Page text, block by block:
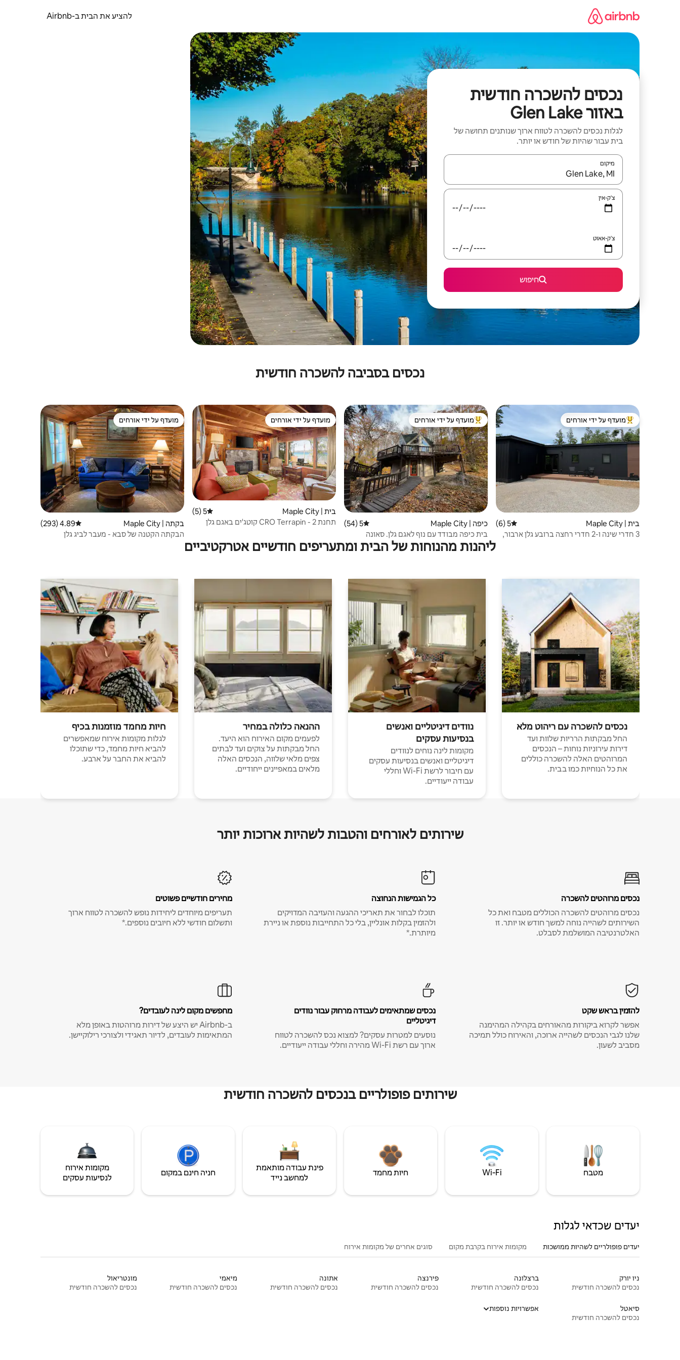
להציע את הבית ב-Airbnb
נכסים להשכרה חודשית
באזור Glen Lake
לגלות נכסים להשכרה לטווח ארוך שנותנים תחושה של
בית עבור שהיות של חודש או יותר.
מיקום
כאשר התוצאות יהיו זמינות, יש לנווט עם מקשי החיצים למעלה ולמטה או לעיין בעזרת תנועות מגע או החלקה.
צ'ק-אין
צ'ק-אאוט
חיפוש
נכסים בסביבה להשכרה חודשית
מוביל בקרב נכסים מועדפים על ידי אורחים
מועדף על ידי אורחים
בית | Maple City דירוג ממוצע של 5 מתוך 5, 6 ביקורות
5 (6)
3 חדרי שינה ו-2 חדרי רחצה ברובע גלן ארבור,
מוביל בקרב נכסים מועדפים על ידי אורחים
מועדף על ידי אורחים
כיפה | Maple City דירוג ממוצע של 5 מתוך 5, 54 ביקורות
5 (54)
בית כיפה מבודד עם נוף לאגם גלן. סאונה
מועדף על ידי אורחים
מועדף על ידי אורחים
בית | Maple City דירוג ממוצע של 5 מתוך 5, 5 ביקורות
5 (5)
תחנת CRO Terrapin - 2 קוטג'ים באגם גלן
מועדף על ידי אורחים
מועדף על ידי אורחים
בקתה | Maple City דירוג ממוצע של 4.89 מתוך 5, 293 ביקורות
4.89 (293)
הבקתה הקטנה של סבא - מעבר לביג גלן
ליהנות מהנוחות של הבית ומתעריפים חודשיים אטרקטיביים
נכסים להשכרה עם ריהוט מלא
החל מבקתות הרריות שלוות ועד
דירות עירוניות נוחות – הנכסים
המרוהטים האלה להשכרה כוללים
את כל הנוחיות כמו בבית.
נוודים דיגיטליים ואנשים
בנסיעות עסקים
מקומות לינה נוחים לנוודים
דיגיטליים ואנשים בנסיעות עסקים
עם חיבור לרשת Wi-Fi וחללי
עבודה ייעודיים.
ההנאה כלולה במחיר
לפעמים מקום האירוח הוא היעד.
החל מבקתות על צוקים ועד לבתים
צפים מלאי שלווה, הנכסים האלה
מלאים במאפיינים ייחודיים.
חיות מחמד מוזמנות בכיף
לגלות מקומות אירוח שמאפשרים
להביא חיות מחמד, כדי שתוכלו
להביא את החבר על ארבע.
שירותים לאורחים והטבות לשהיות ארוכות יותר
נכסים מרוהטים להשכרה
נכסים מרוהטים להשכרה הכוללים מטבח ואת כל
השירותים לשהייה נוחה למשך חודש או יותר. זו
האלטרנטיבה המושלמת לסבלט.
כל הגמישות הנחוצה
תוכלו לבחור את תאריכי ההגעה והעזיבה המדויקים
ולהזמין בקלות אונליין, בלי כל התחייבות נוספת או ניירת
מיותרת.*
מחירים חודשיים פשוטים
תעריפים מיוחדים ליחידות נופש להשכרה לטווח ארוך
ותשלום חודשי ללא חיובים נוספים.*
להזמין בראש שקט
אפשר לקרוא ביקורות מהאורחים בקהילה המהימנה
שלנו לגבי הנכסים לשהייה ארוכה, והאירוח כולל תמיכה
מסביב לשעון.
נכסים שמתאימים לעבודה מרחוק עבור נוודים
דיגיטליים
נוסעים למטרות עסקים? למצוא נכס להשכרה לטווח
ארוך עם רשת Wi-Fi מהירה וחללי עבודה ייעודיים.
מחפשים מקום לינה לעובדים?
ב-Airbnb יש היצע של דירות מרוהטות באופן מלא
המתאימות לעובדים, לדיור תאגידי ולצורכי רילוקיישן.
שירותים פופולריים בנכסים להשכרה חודשית
מטבח Wi‑Fi חיות מחמד
פינת עבודה מותאמת
למחשב נייד
חניה חינם במקום
מקומות אירוח
לנסיעות עסקים
יעדים שכדאי לגלות
יעדים פופולריים לשהיות ממושכות מקומות אירוח בקרבת מקום סוגים אחרים של מקומות אירוח
ניו יורק
נכסים להשכרה חודשית
ברצלונה
נכסים להשכרה חודשית
פירנצה
נכסים להשכרה חודשית
אתונה
נכסים להשכרה חודשית
מיאמי
נכסים להשכרה חודשית
מונטריאול
נכסים להשכרה חודשית
סיאטל
נכסים להשכרה חודשית
אפשרויות נוספות